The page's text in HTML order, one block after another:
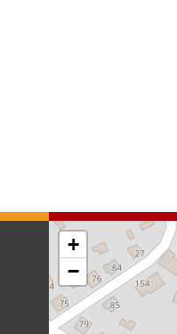
+
−